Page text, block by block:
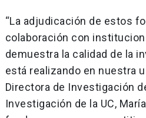
“La adjudicación de estos
colaboración con
demuestra la calidad de la
está realizando en nuestra
Directora de Investigación
Investigación de la UC,